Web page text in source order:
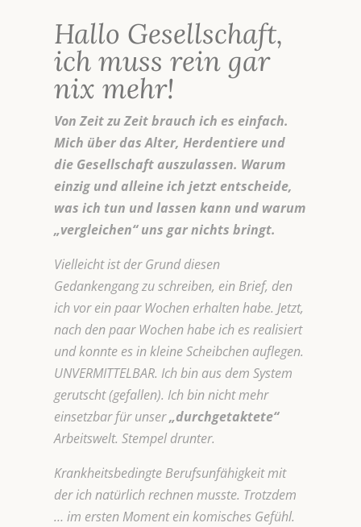
Hallo Gesellschaft,
ich muss rein gar
nix mehr!
Von Zeit zu Zeit brauch ich es einfach.
Mich über das Alter, Herdentiere und
die Gesellschaft auszulassen. Warum
einzig und alleine ich jetzt entscheide,
was ich tun und lassen kann und warum
„vergleichen“ uns gar nichts bringt.
Vielleicht ist der Grund diesen
Gedankengang zu schreiben, ein Brief, den
ich vor ein paar Wochen erhalten habe. Jetzt,
nach den paar Wochen habe ich es realisiert
und konnte es in kleine Scheibchen auflegen.
UNVERMITTELBAR. Ich bin aus dem System
gerutscht (gefallen). Ich bin nicht mehr
einsetzbar für unser„durchgetaktete“
Arbeitswelt. Stempel drunter.
Krankheitsbedingte Berufsunfähigkeit mit
der ich natürlich rechnen musste. Trotzdem
… im ersten Moment ein komisches Gefühl.